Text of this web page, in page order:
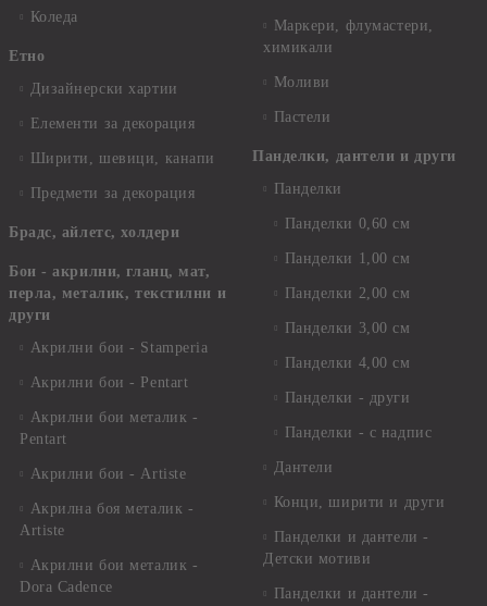
Коледа
Етно
Дизайнерски хартии
Елементи за декорация
Ширити, шевици, канапи
Предмети за декорация
Брадс, айлетс, холдери
Бои - акрилни, гланц, мат,
перла, металик, текстилни и
други
Акрилни бои - Stamperia
Акрилни бои - Pentart
Акрилни бои металик -
Pentart
Акрилни бои - Artiste
Акрилна боя металик -
Artiste
Акрилни бои металик -
Dora Cadence
Маркери, флумастери,
химикали
Моливи
Пастели
Панделки, дантели и други
Панделки
Панделки 0,60 см
Панделки 1,00 см
Панделки 2,00 см
Панделки 3,00 см
Панделки 4,00 см
Панделки - други
Панделки - с надпис
Дантели
Конци, ширити и други
Панделки и дантели -
Детски мотиви
Панделки и дантели -